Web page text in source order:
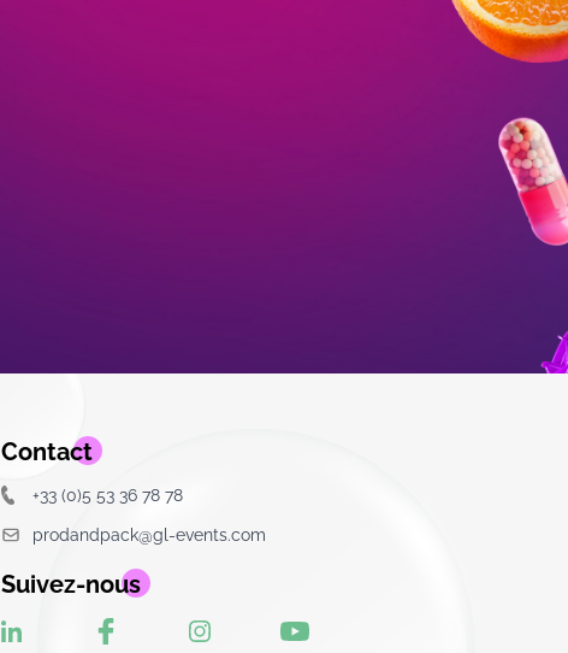
Contact
+33 (0)5 53 36 78 78
prodandpack@gl-events.com
Suivez-nous